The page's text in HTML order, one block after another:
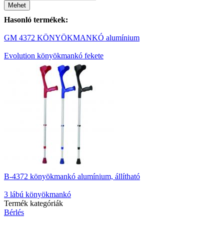
Mehet
Hasonló termékek:
GM 4372 KÖNYÖKMANKÓ alumínium
Evolution könyökmankó fekete
B-4372 könyökmankó alumínium, állítható
3 lábú könyökmankó
Termék kategóriák
Bérlés